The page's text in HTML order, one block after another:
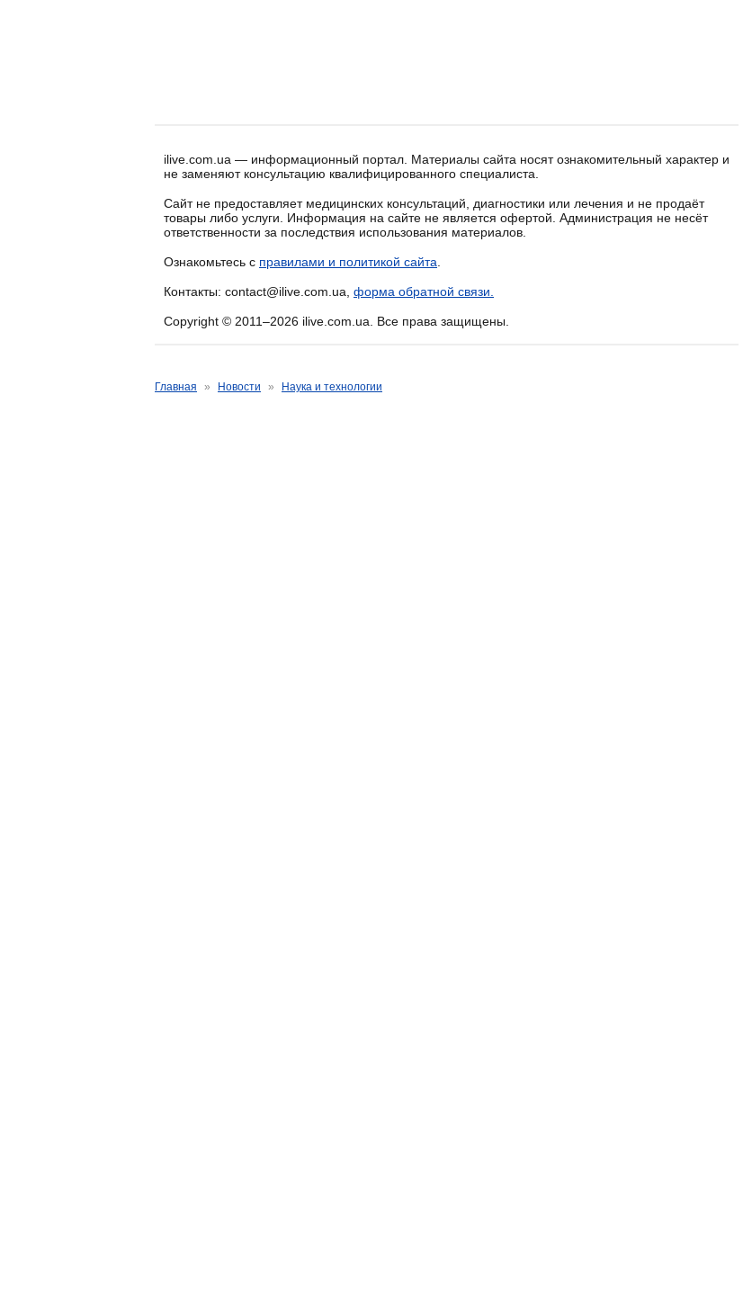
ilive.com.ua — информационный портал. Материалы сайта носят ознакомительный характер и
не заменяют консультацию квалифицированного специалиста.
Сайт не предоставляет медицинских консультаций, диагностики или лечения и не продаёт
товары либо услуги. Информация на сайте не является офертой. Администрация не несёт
ответственности за последствия использования материалов.
Ознакомьтесь с правилами и политикой сайта
Контакты: contact@ilive.com.ua, форма обратной связи.
Copyright © 2011–2026 ilive.com.ua. Все права защищены.
Главная » Новости » Наука и технологии